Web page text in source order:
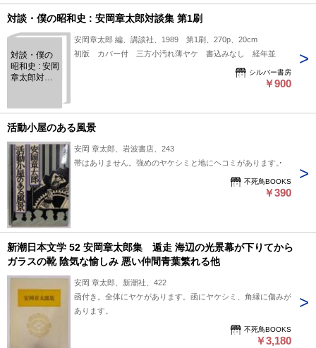
対談・僕の昭和史 : 安岡章太郎対談集 第1刷
対談・僕の
昭和史 : 安岡
章太郎対談
安岡章太郎 編、講談社、1989 第1刷、270p、20cm
初版 カバー付 三方小汚れ薄ヤケ 書込みなし 経年並
シルバー書房
￥900
活動小屋のある風景
安岡 章太郎、岩波書店、243
帯はありません。強めのヤケシミと地にヘコミがあります。
不死鳥BOOKS
￥390
新潮日本文学 52 安岡章太郎集 遁走 海辺の光景幕が下りてから
ガラスの靴 陰気な愉しみ 悪い仲間青葉繁れる他
安岡 章太郎、新潮社、422
函付き。全体にヤケがあります。函にヤケシミ、角縁に傷みが
あります。
不死鳥BOOKS
￥3,180